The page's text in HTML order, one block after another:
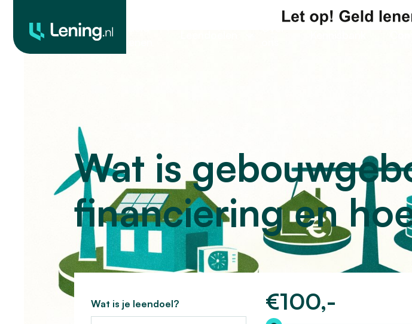
Wat is
financiering en
Wat is je leendoel? €100,-
Hoeveel wilt u lenen?